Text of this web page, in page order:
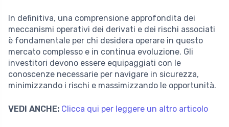
In definitiva, una comprensione approfondita dei
meccanismi operativi dei derivati e dei rischi associati
è fondamentale per chi desidera operare in questo
mercato complesso e in continua evoluzione. Gli
investitori devono essere equipaggiati con le
conoscenze necessarie per navigare in sicurezza,
minimizzando i rischi e massimizzando le opportunità.
VEDI ANCHE: Clicca qui per leggere un altro articolo